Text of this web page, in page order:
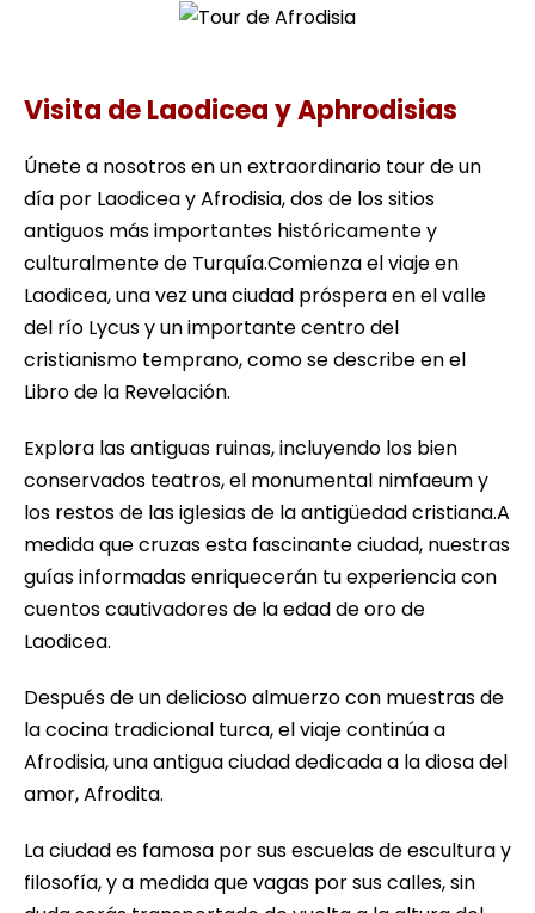
Visita de Laodicea y Aphrodisias
Únete a nosotros en un extraordinario tour de un
día por Laodicea y Afrodisia, dos de los sitios
antiguos más importantes históricamente y
culturalmente de Turquía.Comienza el viaje en
Laodicea, una vez una ciudad próspera en el valle
del río Lycus y un importante centro del
cristianismo temprano, como se describe en el
Libro de la Revelación.
Explora las antiguas ruinas, incluyendo los bien
conservados teatros, el monumental nimfaeum y
los restos de las iglesias de la antigüedad cristiana.A
medida que cruzas esta fascinante ciudad, nuestras
guías informadas enriquecerán tu experiencia con
cuentos cautivadores de la edad de oro de
Laodicea.
Después de un delicioso almuerzo con muestras de
la cocina tradicional turca, el viaje continúa a
Afrodisia, una antigua ciudad dedicada a la diosa del
amor, Afrodita.
La ciudad es famosa por sus escuelas de escultura y
filosofía, y a medida que vagas por sus calles, sin